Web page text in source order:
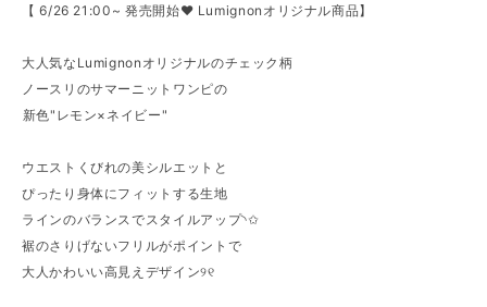
【 6/26 21:00~ 発売開始♥ Lumignonオリジナル商品】
大人気なLumignonオリジナルのチェック柄
ノースリのサマーニットワンピの
⁡新色"レモン×ネイビー"
ウエストくびれの美シルエットと
ぴったり身体にフィットする生地
ラインのバランスでスタイルアップ◝✩
裾のさりげないフリルがポイントで
大人かわいい高見えデザイン୨୧